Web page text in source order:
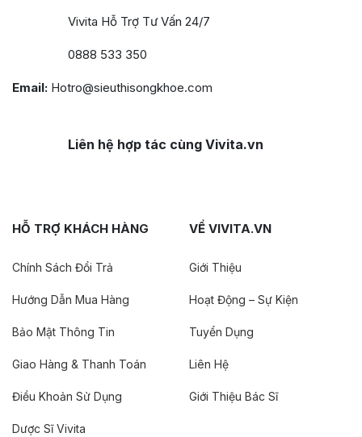
Vivita Hỗ Trợ Tư Vấn 24/7
0888 533 350
Email: Hotro@sieuthisongkhoe.com
Liên hệ hợp tác cùng Vivita.vn
HỖ TRỢ KHÁCH HÀNG
Chính Sách Đổi Trả
Hướng Dẫn Mua Hàng
Bảo Mật Thông Tin
Giao Hàng & Thanh Toán
Điều Khoản Sử Dụng
Dược Sĩ Vivita
VỀ VIVITA.VN
Giới Thiệu
Hoạt Động – Sự Kiện
Tuyển Dụng
Liên Hệ
Giới Thiệu Bác Sĩ